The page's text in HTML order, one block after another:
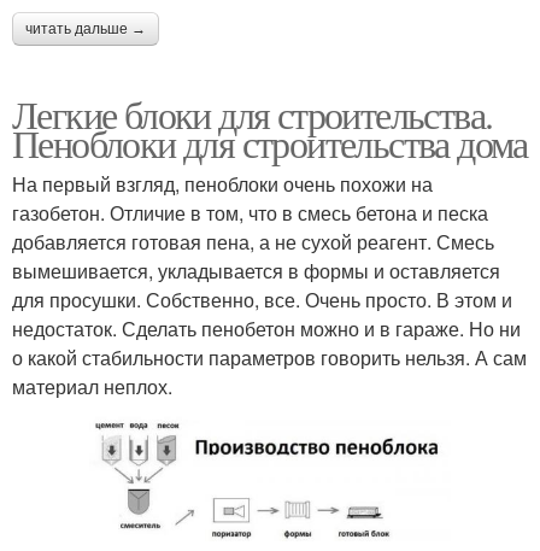
читать дальше →
Легкие блоки для строительства.
Пеноблоки для строительства дома
На первый взгляд, пеноблоки очень похожи на
газобетон. Отличие в том, что в смесь бетона и песка
добавляется готовая пена, а не сухой реагент. Смесь
вымешивается, укладывается в формы и оставляется
для просушки. Собственно, все. Очень просто. В этом и
недостаток. Сделать пенобетон можно и в гараже. Но ни
о какой стабильности параметров говорить нельзя. А сам
материал неплох.